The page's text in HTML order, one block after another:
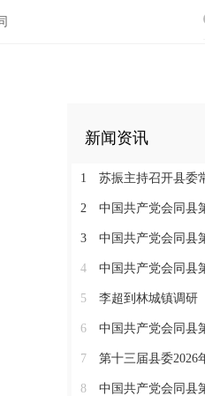
新闻资讯
1 苏振主持召开县委
2 中国共产党会同县第十四
3 中国共产党会同县第
4 中国共产党会同县
5 李超到林城镇调研
6 中国共产党会同县第十四次代表
7 第十三届县委2026年第
8 中国共产党会同县第十四次代表大会